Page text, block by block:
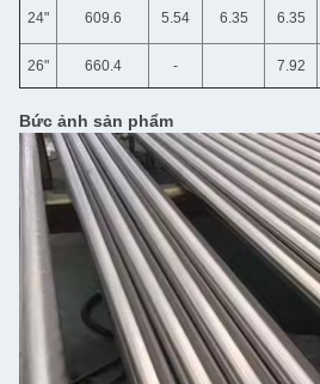
24" 609.6 5.54 6.35 6.35
26" 660.4 - 7.92
Bức ảnh sản phẩm